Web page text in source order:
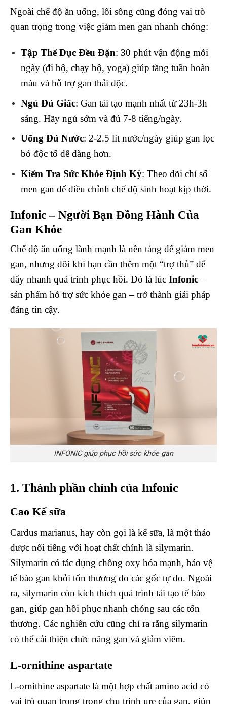
Ngoài chế độ ăn uống, lối sống cũng đóng vai trò
quan trọng trong việc giảm men gan nhanh chóng:
Tập Thể Dục Đều Đặn: 30 phút vận động mỗi
ngày (đi bộ, chạy bộ, yoga) giúp tăng tuần hoàn
máu và hỗ trợ gan thải độc.
Ngủ Đủ Giấc: Gan tái tạo mạnh nhất từ 23h-3h
sáng. Hãy ngủ sớm và đủ 7-8 tiếng/ngày.
Uống Đủ Nước: 2-2.5 lít nước/ngày giúp gan lọc
bỏ độc tố dễ dàng hơn.
Kiểm Tra Sức Khỏe Định Kỳ: Theo dõi chỉ số
men gan để điều chỉnh chế độ sinh hoạt kịp thời.
Infonic – Người Bạn Đồng Hành Của
Gan Khỏe
Chế độ ăn uống lành mạnh là nền tảng để giảm men
gan, nhưng đôi khi bạn cần thêm một “trợ thủ” để
đẩy nhanh quá trình phục hồi. Đó là lúc Infonic–
sản phẩm hỗ trợ sức khỏe gan – trở thành giải pháp
đáng tin cậy.
INFONIC giúp phục hồi sức khỏe gan
1. Thành phần chính của Infonic
Cao Kế sữa
Cardus marianus, hay còn gọi là kế sữa, là một thảo
dược nổi tiếng với hoạt chất chính là silymarin.
Silymarin có tác dụng chống oxy hóa mạnh, bảo vệ
tế bào gan khỏi tổn thương do các gốc tự do. Ngoài
ra, silymarin còn kích thích quá trình tái tạo tế bào
gan, giúp gan hồi phục nhanh chóng sau các tổn
thương. Các nghiên cứu cũng chỉ ra rằng silymarin
có thể cải thiện chức năng gan và giảm viêm.
L-ornithine aspartate
L-ornithine aspartate là một hợp chất amino acid có
vai trò quan trọng trong chu trình ure của gan, giúp